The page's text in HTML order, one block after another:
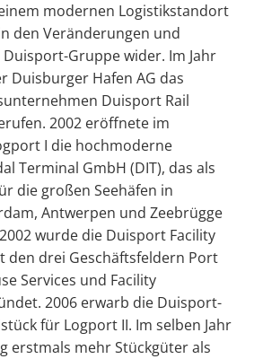
modernen Logistikstandort
den Veränderungen und
Gruppe wider. Im Jahr
Duisburger Hafen AG das
Duisport Rail
2002 eröffnete im
I die hochmoderne
Terminal GmbH (DIT), das als
die großen Seehäfen in
Antwerpen und Zeebrügge
wurde die Duisport Facility
den drei Geschäftsfeldern Port
Services und Facility
2006 erwarb die Duisport-
für Logport II. Im selben Jahr
erstmals mehr Stückgüter als